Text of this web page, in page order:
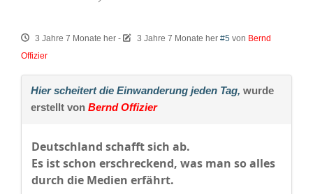
3 Jahre 7 Monate her - 3 Jahre 7 Monate her #5 von Bernd
Offizier
Hier scheitert die Einwanderung jeden Tag, wurde
erstellt von Bernd Offizier
Deutschland schafft sich ab.
Es ist schon erschreckend, was man so alles
durch die Medien erfährt.